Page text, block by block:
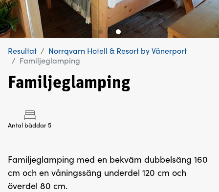
Resultat
Norrqvarn Hotell & Resort by Vänerport
Familjeglamping
Familjeglamping
Antal bäddar 5
Familjeglamping med en bekväm dubbelsäng 160
cm och en våningssäng underdel 120 cm och
överdel 80 cm.